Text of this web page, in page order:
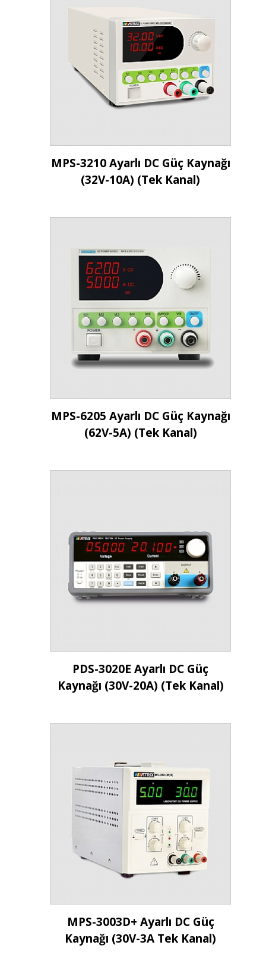
İncele
MPS-3210 Ayarlı DC Güç Kaynağı
(32V-10A) (Tek Kanal)
İncele
MPS-6205 Ayarlı DC Güç Kaynağı
(62V-5A) (Tek Kanal)
İncele
PDS-3020E Ayarlı DC Güç
Kaynağı (30V-20A) (Tek Kanal)
İncele
MPS-3003D+ Ayarlı DC Güç
Kaynağı (30V-3A Tek Kanal)